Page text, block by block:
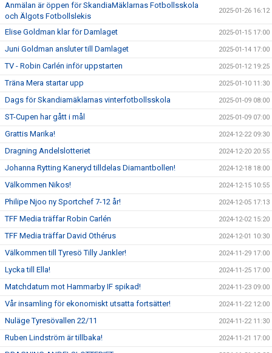
Anmälan är öppen för SkandiaMäklarnas Fotbollsskola
och Älgots Fotbollslekis
2025-01-26 16:12
Elise Goldman klar för Damlaget 2025-01-15 17:00
Juni Goldman ansluter till Damlaget 2025-01-14 17:00
TV - Robin Carlén inför uppstarten 2025-01-12 19:25
Träna Mera startar upp 2025-01-10 11:30
Dags för Skandiamäklarnas vinterfotbollsskola 2025-01-09 08:00
ST-Cupen har gått i mål 2025-01-09 07:00
Grattis Marika! 2024-12-22 09:30
Dragning Andelslotteriet 2024-12-20 20:55
Johanna Rytting Kaneryd tilldelas Diamantbollen! 2024-12-18 18:00
Välkommen Nikos! 2024-12-15 10:55
Philipe Njoo ny Sportchef 7-12 år! 2024-12-05 17:13
TFF Media träffar Robin Carlén 2024-12-02 15:20
TFF Media träffar David Othérus 2024-12-01 10:30
Välkommen till Tyresö Tilly Jankler! 2024-11-29 17:00
Lycka till Ella! 2024-11-25 17:00
Matchdatum mot Hammarby IF spikad! 2024-11-23 09:00
Vår insamling för ekonomiskt utsatta fortsätter! 2024-11-22 12:00
Nuläge Tyresövallen 22/11 2024-11-22 11:30
Ruben Lindström är tillbaka! 2024-11-21 17:00